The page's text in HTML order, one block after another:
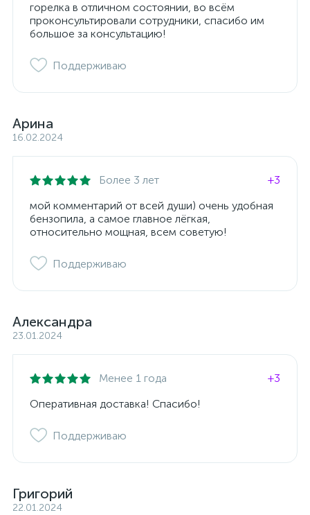
горелка в отличном состоянии, во всём
проконсультировали сотрудники, спасибо им
большое за консультацию!
Поддерживаю
Арина
16.02.2024
Более 3 лет
+3
мой комментарий от всей души) очень удобная
бензопила, а самое главное лёгкая,
относительно мощная, всем советую!
Поддерживаю
Александра
23.01.2024
Менее 1 года
+3
Оперативная доставка! Спасибо!
Поддерживаю
Григорий
22.01.2024